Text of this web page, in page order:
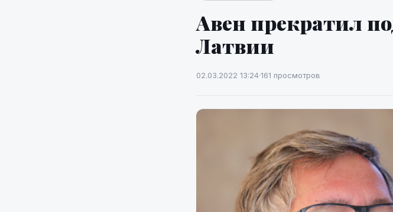
Авен прекратил
Латвии
02.03.2022 13:24·161 просмотров